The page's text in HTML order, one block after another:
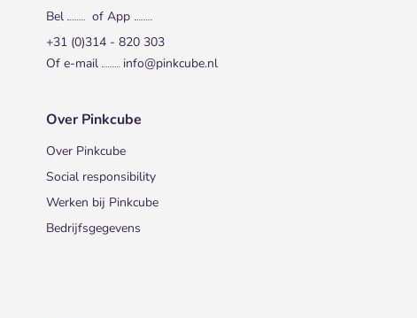
Bel
of App
+31 (0)314 - 820 303
Of e-mail
info@pinkcube.nl
Over Pinkcube
Over Pinkcube
Social responsibility
Werken bij Pinkcube
Bedrijfsgegevens